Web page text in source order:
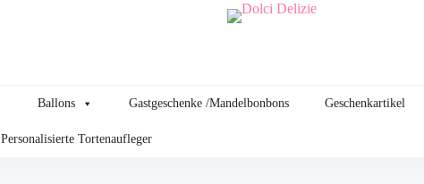
Ballons Gastgeschenke /Mandelbonbons Geschenkartikel
Personalisierte Tortenaufleger